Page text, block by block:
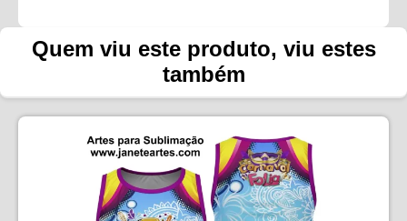
Quem viu este produto, viu estes
também